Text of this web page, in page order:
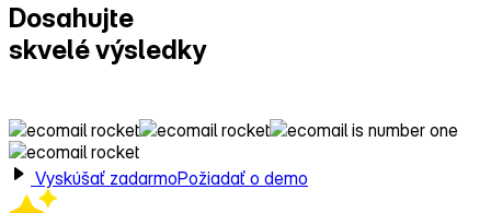
Dosahujte
skvelé výsledky
Vyskúšať zadarmoPožiadať o demo